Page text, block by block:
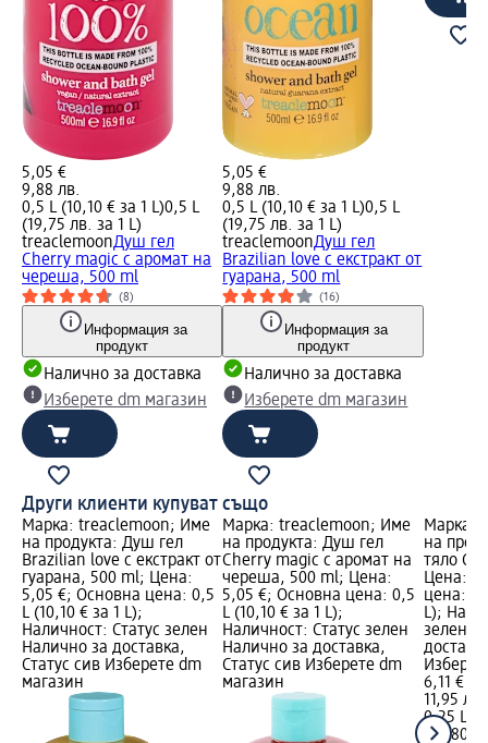
5,05 €
9,88 лв.
0,5 L (10,10 € за 1 L)0,5 L
(19,75 лв. за 1 L)
treaclemoonДуш гел
Cherry magic с аромат на
череша, 500 ml
(8)
Информация за
продукт
Налично за доставка
Изберете dm магазин
5,05 €
9,88 лв.
0,5 L (10,10 € за 1 L)0,5 L
(19,75 лв. за 1 L)
treaclemoonДуш гел
Brazilian love с екстракт от
гуарана, 500 ml
(16)
Информация за
продукт
Налично за доставка
Изберете dm магазин
Други клиенти купуват също
Марка: treaclemoon; Име
на продукта: Душ гел
Brazilian love с екстракт от
гуарана, 500 ml; Цена:
5,05 €; Основна цена: 0,5
L (10,10 € за 1 L);
Наличност: Статус зелен
Налично за доставка,
Статус сив Изберете dm
магазин
Марка: treaclemoon; Име
на продукта: Душ гел
Cherry magic с аромат на
череша, 500 ml; Цена:
5,05 €; Основна цена: 0,5
L (10,10 € за 1 L);
Наличност: Статус зелен
Налично за доставка,
Статус сив Изберете dm
магазин
Марка:
на
тяло
Цена:
цена:
L);
зелен
6,11 €
11,95 лв.
0,25 L
(47,80